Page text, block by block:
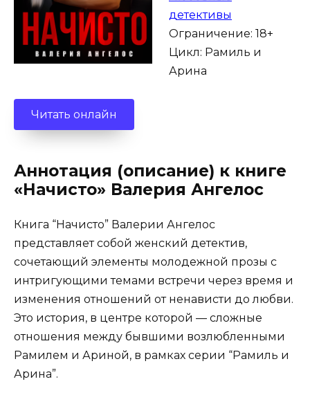
детективы
Ограничение: 18+
Цикл: Рамиль и
Арина
Читать онлайн
Аннотация (описание) к книге
«Начисто» Валерия Ангелос
Книга “Начисто” Валерии Ангелос
представляет собой женский детектив,
сочетающий элементы молодежной прозы с
интригующими темами встречи через время и
изменения отношений от ненависти до любви.
Это история, в центре которой — сложные
отношения между бывшими возлюбленными
Рамилем и Ариной, в рамках серии “Рамиль и
Арина”.